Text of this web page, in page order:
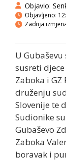
Objavio:
Objavljeno:
Zadnja
U
susreti
Zaboka i
druženju
Slovenije te
Sudionike
Gubaševo
Zaboka
boravak i